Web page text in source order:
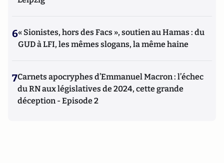
6« Sionistes, hors des Facs », soutien au Hamas : du
GUD à LFI, les mêmes slogans, la même haine
7Carnets apocryphes d’Emmanuel Macron : l’échec
du RN aux législatives de 2024, cette grande
déception - Episode 2